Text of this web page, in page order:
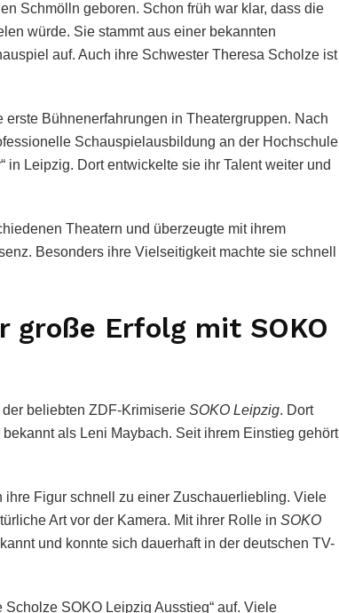
Schmölln geboren. Schon früh war klar, dass die
würde. Sie stammt aus einer bekannten
auf. Auch ihre Schwester Theresa Scholze ist
Bühnenerfahrungen in Theatergruppen. Nach
Schauspielausbildung an der Hochschule
in Leipzig. Dort entwickelte sie ihr Talent weiter und
Theatern und überzeugte mit ihrem
Besonders ihre Vielseitigkeit machte sie schnell
große Erfolg mit SOKO
beliebten ZDF-Krimiserie SOKO Leipzig. Dort
als Leni Maybach. Seit ihrem Einstieg gehört
Figur schnell zu einer Zuschauerliebling. Viele
Art vor der Kamera. Mit ihrer Rolle in SOKO
und konnte sich dauerhaft in der deutschen TV-
Scholze SOKO Leipzig Ausstieg“ auf. Viele